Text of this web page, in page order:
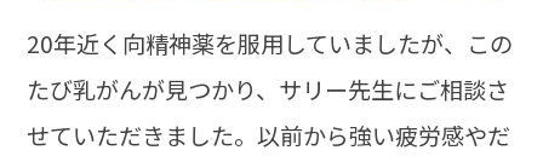
20年近く向精神薬を服用していましたが、この
たび乳がんが見つかり、サリー先生にご相談さ
せていただきました。以前から強い疲労感やだ